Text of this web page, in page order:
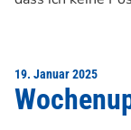
19. Januar 2025